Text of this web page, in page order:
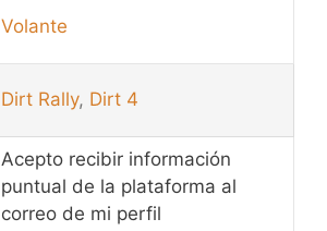
Volante
Dirt Rally, Dirt 4
Acepto recibir información
puntual de la plataforma al
correo de mi perfil